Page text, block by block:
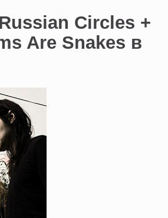
Circles +
Are Snakes в